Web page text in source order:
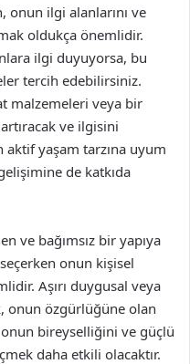
onun ilgi alanlarını ve
oldukça önemlidir.
ilgi duyuyorsa, bu
tercih edebilirsiniz.
malzemeleri veya bir
ve ilgisini
yaşam tarzına uyum
de katkıda
ve bağımsız bir yapıya
onun kişisel
Aşırı duygusal veya
onun özgürlüğüne olan
onun bireyselliğini ve güçlü
daha etkili olacaktır.